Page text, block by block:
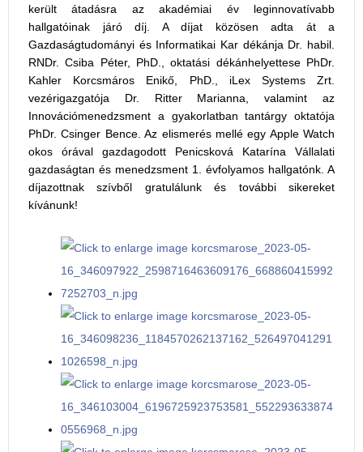
került átadásra az akadémiai év leginnovatívabb
hallgatóinak járó díj. A díjat közösen adta át a
Gazdaságtudományi és Informatikai Kar dékánja Dr. habil.
RNDr. Csiba Péter, PhD., oktatási dékánhelyettese PhDr.
Kahler Korcsmáros Enikő, PhD., iLex Systems Zrt.
vezérigazgatója Dr. Ritter Marianna, valamint az
Innovációmenedzsment a gyakorlatban tantárgy oktatója
PhDr. Csinger Bence. Az elismerés mellé egy Apple Watch
okos órával gazdagodott Penicsková Katarína Vállalati
gazdaságtan és menedzsment 1. évfolyamos hallgatónk. A
díjazottnak szívből gratulálunk és további sikereket
kívánunk!